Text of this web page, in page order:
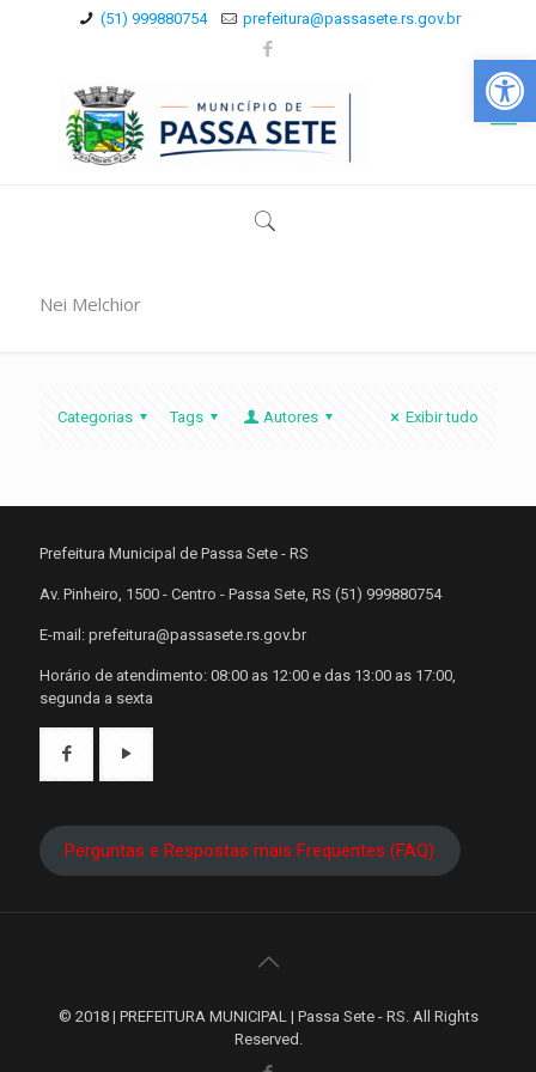
Abrir
(51) 999880754 prefeitura@passasete.rs.gov.br
Nei Melchior
Categorias Tags Autores Exibir tudo
Prefeitura Municipal de Passa Sete - RS
Av. Pinheiro, 1500 - Centro - Passa Sete, RS (51) 999880754
E-mail: prefeitura@passasete.rs.gov.br
Horário de atendimento: 08:00 as 12:00 e das 13:00 as 17:00,
segunda a sexta
Perguntas e Respostas mais Frequentes (FAQ)
© 2018 | PREFEITURA MUNICIPAL | Passa Sete - RS. All Rights
Reserved.